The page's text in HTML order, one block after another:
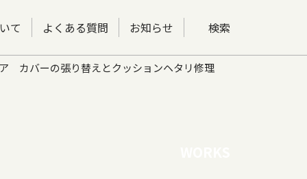
て よくある質問 お知らせ 検索
カバーの張り替えとクッションヘタリ修理